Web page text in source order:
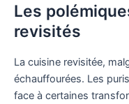
Les
revisités
La cuisine revisitée,
échauffourées. Les
face à certaines